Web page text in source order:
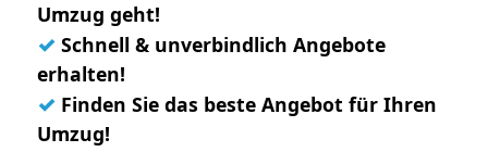
Umzug geht!
✓ Schnell & unverbindlich Angebote
erhalten!
✓ Finden Sie das beste Angebot für Ihren
Umzug!